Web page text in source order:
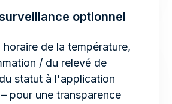
optionnel
horaire de la température,
/ du relevé de
statut à l'application
pour une transparence